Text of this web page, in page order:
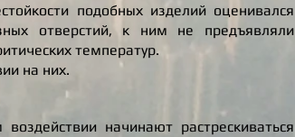
подобных изделий оценивался
отверстий, к ним не предъявляли
температур.
на них.
начинают растрескиваться